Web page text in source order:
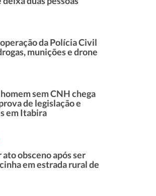
da Polícia Civil
munições e drone
sem CNH chega
de legislação e
em Itabira
obsceno após ser
em estrada rural de